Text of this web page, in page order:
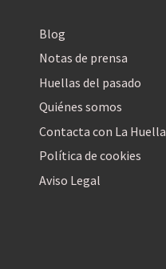
Blog
Notas de prensa
Huellas del pasado
Quiénes somos
Contacta con La Huella
Política de cookies
Aviso Legal